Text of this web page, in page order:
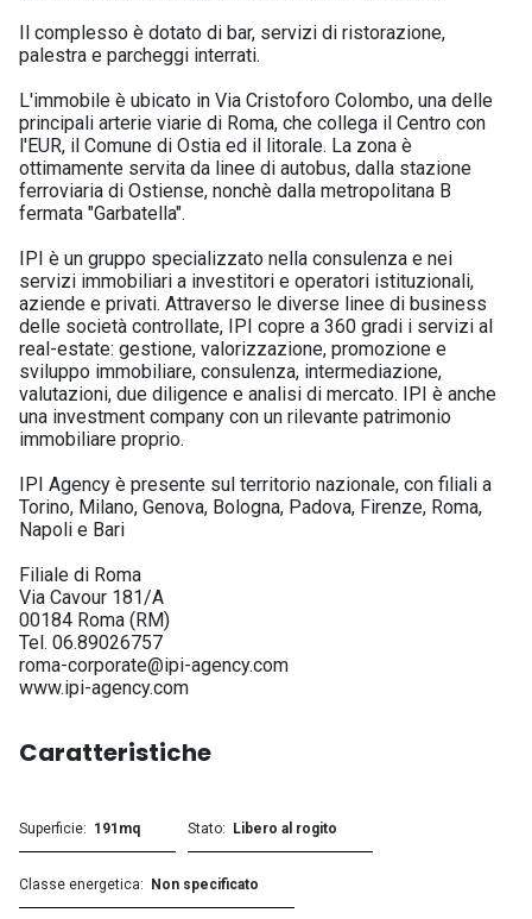
Il complesso è dotato di bar, servizi di ristorazione,
palestra e parcheggi interrati.
L'immobile è ubicato in Via Cristoforo Colombo, una delle
principali arterie viarie di Roma, che collega il Centro con
l'EUR, il Comune di Ostia ed il litorale. La zona è
ottimamente servita da linee di autobus, dalla stazione
ferroviaria di Ostiense, nonchè dalla metropolitana B
fermata "Garbatella".
IPI è un gruppo specializzato nella consulenza e nei
servizi immobiliari a investitori e operatori istituzionali,
aziende e privati. Attraverso le diverse linee di business
delle società controllate, IPI copre a 360 gradi i servizi al
real-estate: gestione, valorizzazione, promozione e
sviluppo immobiliare, consulenza, intermediazione,
valutazioni, due diligence e analisi di mercato. IPI è anche
una investment company con un rilevante patrimonio
immobiliare proprio.
IPI Agency è presente sul territorio nazionale, con filiali a
Torino, Milano, Genova, Bologna, Padova, Firenze, Roma,
Napoli e Bari
Filiale di Roma
Via Cavour 181/A
00184 Roma (RM)
Tel. 06.89026757
roma-corporate@ipi-agency.com
www.ipi-agency.com
Caratteristiche
Superficie 191mq Stato Libero al rogito
Classe energetica Non specificato